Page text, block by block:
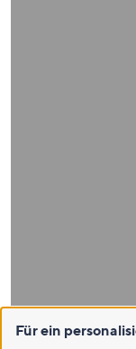
Für ein